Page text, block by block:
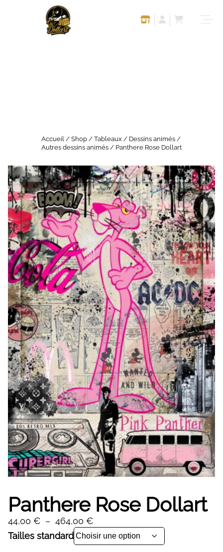
Accueil / Shop/ Tableaux / Dessins animés/
Autres dessins animés / Panthere Rose Dollart
Panthere Rose Dollart
44,00 € – 464,00 €Plage
de
prix :
Tailles standard
Alternative: